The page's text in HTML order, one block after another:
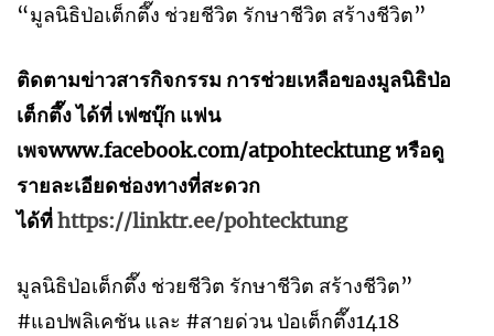
“มูลนิธิป่อเต็กตึ๊ง ช่วยชีวิต รักษาชีวิต สร้างชีวิต”
ติดตามข่าวสารกิจกรรม การช่วยเหลือของมูลนิธิป่อ
เต็กตึ๊ง ได้ที่ เฟซบุ๊ก แฟน
เพจwww.facebook.com/atpohtecktung หรือดู
รายละเอียดช่องทางที่สะดวก
ได้ที่https://linktr.ee/pohtecktung
มูลนิธิป่อเต็กตึ๊ง ช่วยชีวิต รักษาชีวิต สร้างชีวิต”
#แอปพลิเคชัน และ #สายด่วน ป่อเต็กตึ๊ง1418